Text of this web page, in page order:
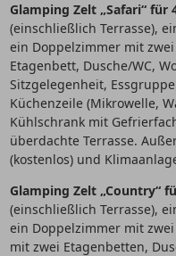
Glamping Zelt „Safari“ für
(einschließlich Terrasse),
ein Doppelzimmer mit
Etagenbett, Dusche/WC,
Sitzgelegenheit,
Küchenzeile (Mikrowelle,
Kühlschrank mit
überdachte Terrasse.
(kostenlos) und
Glamping Zelt „Country“
(einschließlich Terrasse),
ein Doppelzimmer mit
mit zwei Etagenbetten,